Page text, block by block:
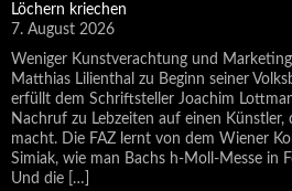
Löchern kriechen
7. August 2026
Weniger Kunstverachtung und
Matthias Lilienthal zu Beginn seiner
erfüllt dem Schriftsteller Joachim
Nachruf zu Lebzeiten auf einen
macht. Die FAZ lernt von dem Wiener
Simiak, wie man Bachs h-Moll-Messe in
Und die […]